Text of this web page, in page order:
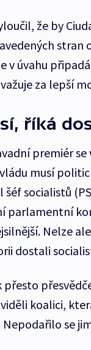
že by
v úvahu
za lepší
říká
premiér
musí
šéf socialistů
parlamentní
Nelze
dostali
přesto
koalici,
se